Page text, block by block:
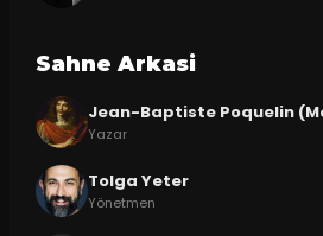
Sahne Arkasi
Jean-Baptiste Poquelin
Yazar
Tolga Yeter
Yönetmen